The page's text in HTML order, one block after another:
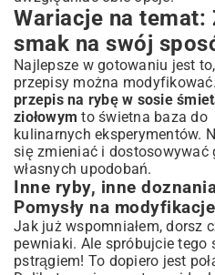
Wariacje na temat:
smak na swój
Najlepsze w gotowaniu jest
przepisy można
przepis na rybę w sosie
ziołowym to świetna baza do
kulinarnych eksperymentów.
się zmieniać i dostosowywać
własnych upodobań.
Inne ryby, inne
Pomysły na modyfikacje
Jak już wspomniałem, dorsz
pewniaki. Ale spróbujcie tego
pstrągiem! To dopiero jest